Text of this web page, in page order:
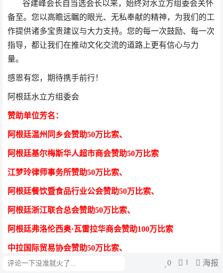
谷建峰会长自当选会长以来，始终对水立方组委会关怀
备至。您以高瞻远瞩的眼光、无私奉献的精神，为我们的工
作提供诸多宝贵建议与大力支持。您的每一次鼓励、每一次
指导，都让我们在推动文化交流的道路上更有信心与力
量。
感恩有您，期待携手前行！
阿根廷水立方组委会
赞助单位芳名：
阿根廷温州同乡会赞助50万比索、
阿根廷基尔梅斯华人超市商会赞助50万比索
江梦玲律师事务所赞助50万比索、
阿根廷餐饮暨食品行业公会赞助50万比索、
阿根廷浙江联合总会赞助50万比索、
阿根廷弗洛伦西奥·瓦雷拉华商会赞助100万比索
中拉国际贸易协会赞助50万比索、
阿根廷福建同乡会赞助100万比索
评论 0 1 海报